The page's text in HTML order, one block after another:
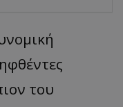
του